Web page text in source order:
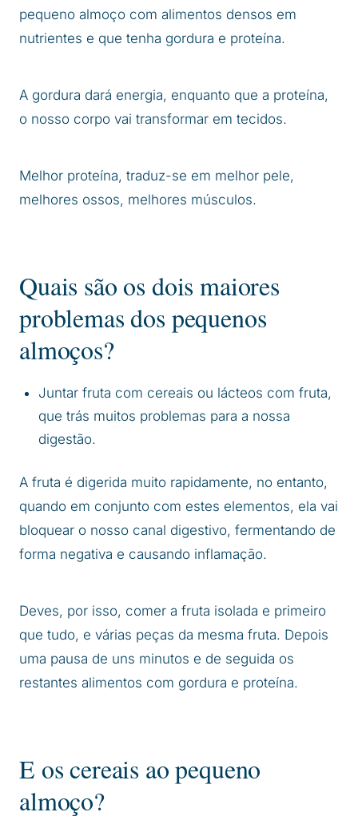
pequeno almoço com alimentos densos em
nutrientes e que tenha gordura e proteína.
A gordura dará energia, enquanto que a proteína,
o nosso corpo vai transformar em tecidos.
Melhor proteína, traduz-se em melhor pele,
melhores ossos, melhores músculos.
Quais são os dois maiores
problemas dos pequenos
almoços?
Juntar fruta com cereais ou lácteos com fruta,
que trás muitos problemas para a nossa
digestão.
A fruta é digerida muito rapidamente, no entanto,
quando em conjunto com estes elementos, ela vai
bloquear o nosso canal digestivo, fermentando de
forma negativa e causando inflamação.
Deves, por isso, comer a fruta isolada e primeiro
que tudo, e várias peças da mesma fruta. Depois
uma pausa de uns minutos e de seguida os
restantes alimentos com gordura e proteína.
E os cereais ao pequeno
almoço?